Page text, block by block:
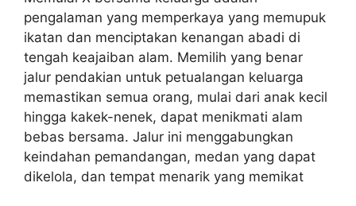
pengalaman yang memperkaya yang memupuk
ikatan dan menciptakan kenangan abadi di
tengah keajaiban alam. Memilih yang benar
jalur pendakian untuk petualangan keluarga
memastikan semua orang, mulai dari anak kecil
hingga kakek-nenek, dapat menikmati alam
bebas bersama. Jalur ini menggabungkan
keindahan pemandangan, medan yang dapat
dikelola, dan tempat menarik yang memikat